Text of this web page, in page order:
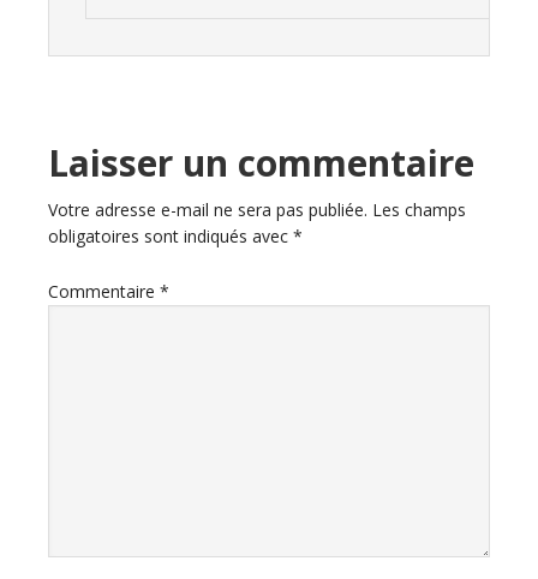
Laisser un commentaire
Votre adresse e-mail ne sera pas publiée. Les champs
obligatoires sont indiqués avec *
Commentaire *